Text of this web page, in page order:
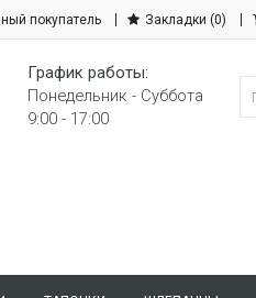
покупатель Закладки (0)
График работы:
Понедельник - Суббота
9:00 - 17:00